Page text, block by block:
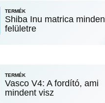
TERMÉK
Shiba Inu matrica minden
felületre
TERMÉK
Vasco V4: A fordító, ami
mindent visz